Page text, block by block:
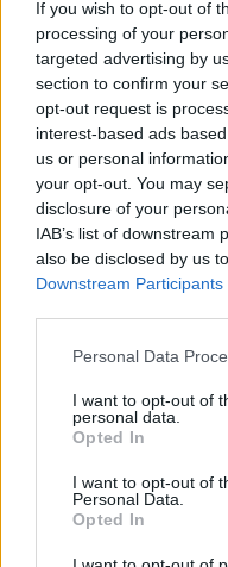
If you wish to opt-out of
processing of your
targeted advertising by
section to confirm your
opt-out request is
interest-based ads
us or personal
your opt-out. You may
disclosure of your
IAB’s list of downstream
also be disclosed by us
Downstream Participants
Please note that this
not limited to your visit
grant or deny consent to
use your data for below
consent section.
Personal Data
I want to opt-out of
personal data.
Opted In
I want to opt-out of
Personal Data.
Opted In
MAGYAR ÉPÍTŐK
Aktuális
műemlékfelújítás
megújul a tatai
A projekt részeként
műemlékek, köztük a